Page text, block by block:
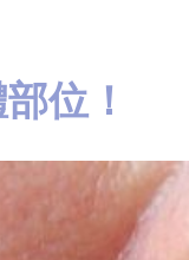
位！